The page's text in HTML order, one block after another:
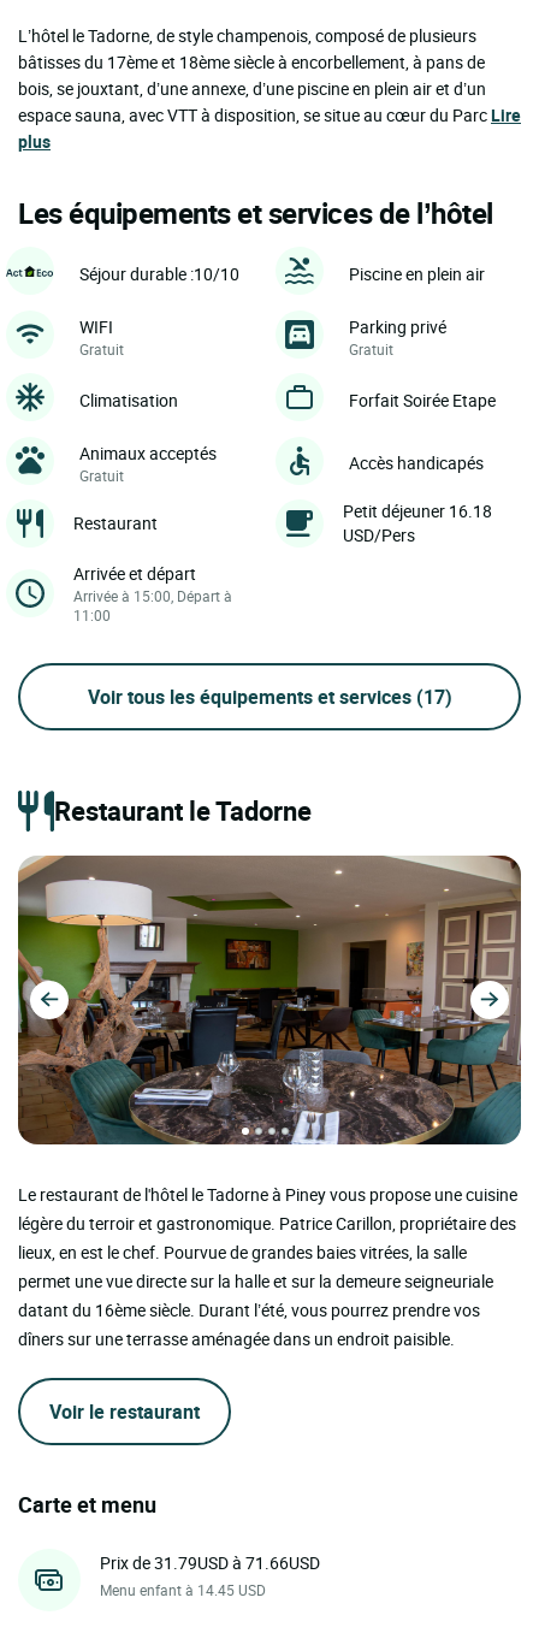
L’hôtel le Tadorne, de style champenois, composé de plusieurs
bâtisses du 17ème et 18ème siècle à encorbellement, à pans de
bois, se jouxtant, d’une annexe, d’une piscine en plein air et d’un
espace sauna, avec VTT à disposition, se situe au cœur du ParcLire
plus
Les équipements et services de l’hôtel
Séjour durable :10/10 Piscine en plein air
WIFI
Gratuit
Parking privé
Gratuit
Climatisation Forfait Soirée Etape
Animaux acceptés
Gratuit
Accès handicapés
Restaurant
Petit déjeuner 16.18
USD/Pers
Arrivée et départ
Arrivée à 15:00, Départ à
11:00
Voir tous les équipements et services (17)
Restaurant le Tadorne
Le restaurant de l'hôtel le Tadorne à Piney vous propose une cuisine
légère du terroir et gastronomique. Patrice Carillon, propriétaire des
lieux, en est le chef. Pourvue de grandes baies vitrées, la salle
permet une vue directe sur la halle et sur la demeure seigneuriale
datant du 16ème siècle. Durant l’été, vous pourrez prendre vos
dîners sur une terrasse aménagée dans un endroit paisible.
Voir le restaurant
Carte et menu
Prix de 31.79USD à 71.66USD
Menu enfant à 14.45 USD